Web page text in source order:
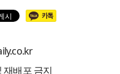
배포 금지